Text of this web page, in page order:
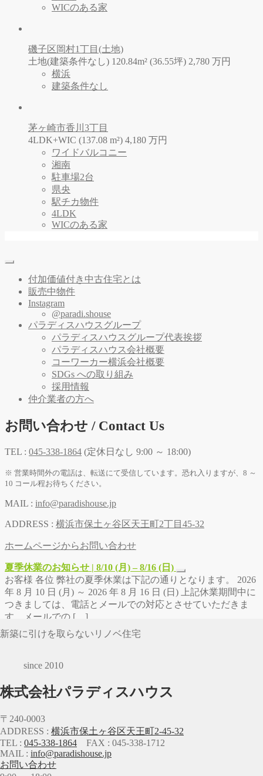
WICのある家
磯子区岡村1丁目(土地)
土地(建築条件なし) 120.84m² (36.55坪) 2,780 万円
横浜
建築条件なし
茅ヶ崎市香川3丁目
4LDK+WIC (137.08 m²) 4,180 万円
ワイドバルコニー
湘南
駐車場2台
県央
駅チカ物件
4LDK
WICのある家
新築に引けを取らないリノベ住宅
since 2010
株式会社パラディスハウス
〒240-0003
ADDRESS : 横浜市保土ヶ谷区天王町2-45-32
TEL : 045-338-1864 FAX : 045-338-1712
MAIL : info@paradishouse.jp
お問い合わせ
付加価値付き中古住宅とは
販売中物件
Instagram
@paradi.shouse
パラディスハウスグループ
パラディスハウスグループ代表挨拶
パラディスハウス会社概要
コーワーカー横浜会社概要
SDGs への取り組み
採用情報
仲介業者の方へ
お問い合わせ / Contact Us
TEL : 045-338-1864 (定休日なし 9:00 ～ 18:00)
※ 営業時間外の電話は、転送にて受信しています。恐れ入りますが、8 ～
10 コール程お待ちください。
MAIL : info@paradishouse.jp
ADDRESS : 横浜市保土ヶ谷区天王町2丁目45-32
ホームページからお問い合わせ
夏季休業のお知らせ | 8/10 (月) – 8/16 (日)
お客様 各位 弊社の夏季休業は下記の通りとなります。 2026
年 8 月 10 日 (月) ～ 2026 年 8 月 16 日 (日) 上記休業期間中に
つきましては、電話とメールでの対応とさせていただきま
す。メールでの […]